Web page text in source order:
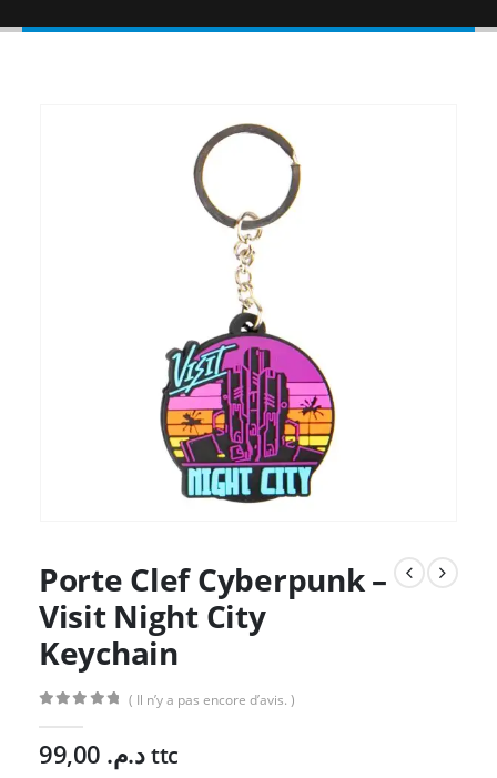
Porte Clef Cyberpunk –
Visit Night City
Keychain
( Il n’y a pas encore d’avis. )
د.م. ttc